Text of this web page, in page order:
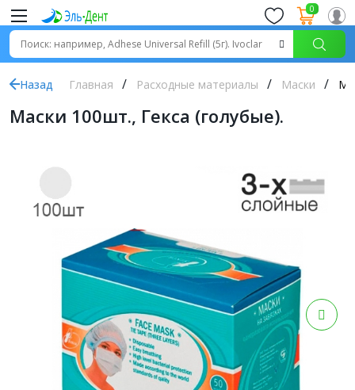
0
Назад Главная Расходные материалы Маски
Маски 100шт., Гекса (голубые).